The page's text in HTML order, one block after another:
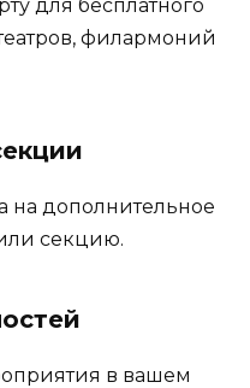
для бесплатного
филармоний
на дополнительное
секцию.
в вашем